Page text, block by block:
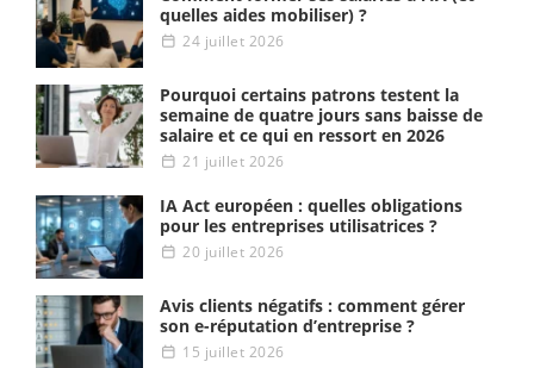
quelles aides mobiliser) ?
24 juillet 2026
Pourquoi certains patrons testent la
semaine de quatre jours sans baisse de
salaire et ce qui en ressort en 2026
21 juillet 2026
IA Act européen : quelles obligations
pour les entreprises utilisatrices ?
20 juillet 2026
Avis clients négatifs : comment gérer
son e-réputation d’entreprise ?
15 juillet 2026